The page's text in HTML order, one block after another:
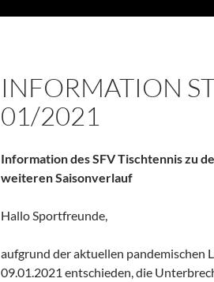
INFORMATION
01/2021
Infor­ma­tion des SFV Tisch­tennis zu
weiteren Saisonverlauf
Hallo Sport­freunde,
aufgrund der aktuellen pande­mi­schen
09.01.2021 entschieden, die